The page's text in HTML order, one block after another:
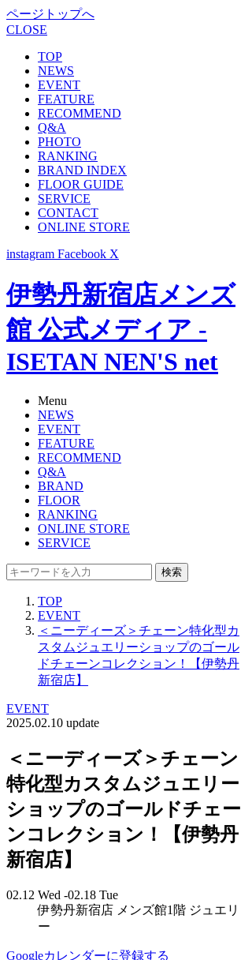
ページトップへ
CLOSE
TOP
NEWS
EVENT
FEATURE
RECOMMEND
Q&A
PHOTO
RANKING
BRAND INDEX
FLOOR GUIDE
SERVICE
CONTACT
ONLINE STORE
instagram Facebook X
伊勢丹新宿店メンズ
館 公式メディア -
ISETAN NEN'S net
Menu
NEWS
EVENT
FEATURE
RECOMMEND
Q&A
BRAND
FLOOR
RANKING
ONLINE STORE
SERVICE
検索
TOP
EVENT
＜ニーディーズ＞チェーン特化型カ
スタムジュエリーショップのゴール
ドチェーンコレクション！【伊勢丹
新宿店】
EVENT
2025.02.10 update
＜ニーディーズ＞チェーン
特化型カスタムジュエリー
ショップのゴールドチェー
ンコレクション！【伊勢丹
新宿店】
02.12 Wed -02.18 Tue
伊勢丹新宿店 メンズ館1階 ジュエリ
ー
Googleカレンダーに登録する